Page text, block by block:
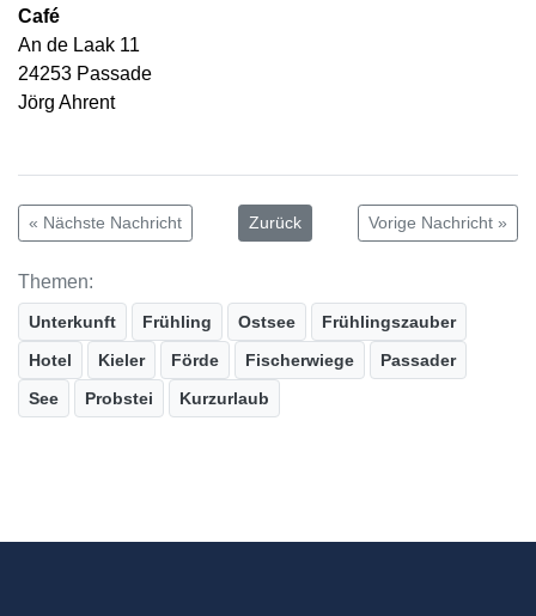
Café
An de Laak 11
24253 Passade
Jörg Ahrent
« Nächste Nachricht Zurück Vorige Nachricht »
Themen:
Unterkunft Frühling Ostsee
Frühlingszauber
Hotel
Kieler Förde Fischerwiege
Passader
See
Probstei Kurzurlaub